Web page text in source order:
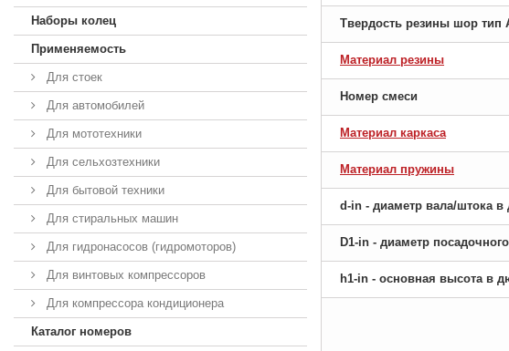
Наборы колец
Применяемость
Для стоек
Для автомобилей
Для мототехники
Для сельхозтехники
Для бытовой техники
Для стиральных машин
Для гидронасосов (гидромоторов)
Для винтовых компрессоров
Для компрессора кондиционера
Каталог номеров
Твердость резины шор тип
Материал резины
Номер смеси
Материал каркаса
Материал пружины
d-in - диаметр вала/штока
D1-in - диаметр
h1-in - основная высота в